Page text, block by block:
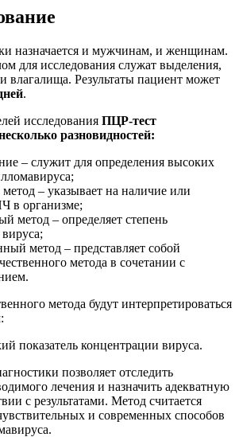
назначается и мужчинам, и женщинам.
для исследования служат выделения,
влагалища. Результаты пациент может
.
исследования ПЦР-тест
разновидностей:
– служит для определения высоких
– указывает на наличие или
в организме;
метод – определяет степень
метод – представляет собой
метода в сочетании с
метода будут интерпретироваться
показатель концентрации вируса.
позволяет отследить
лечения и назначить адекватную
с результатами. Метод считается
и современных способов